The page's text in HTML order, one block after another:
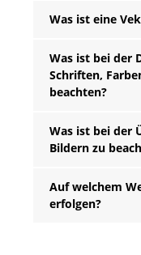
Was ist eine
Was ist bei der
Schriften,
beachten?
Was ist bei der
Bildern zu
Auf welchem
erfolgen?